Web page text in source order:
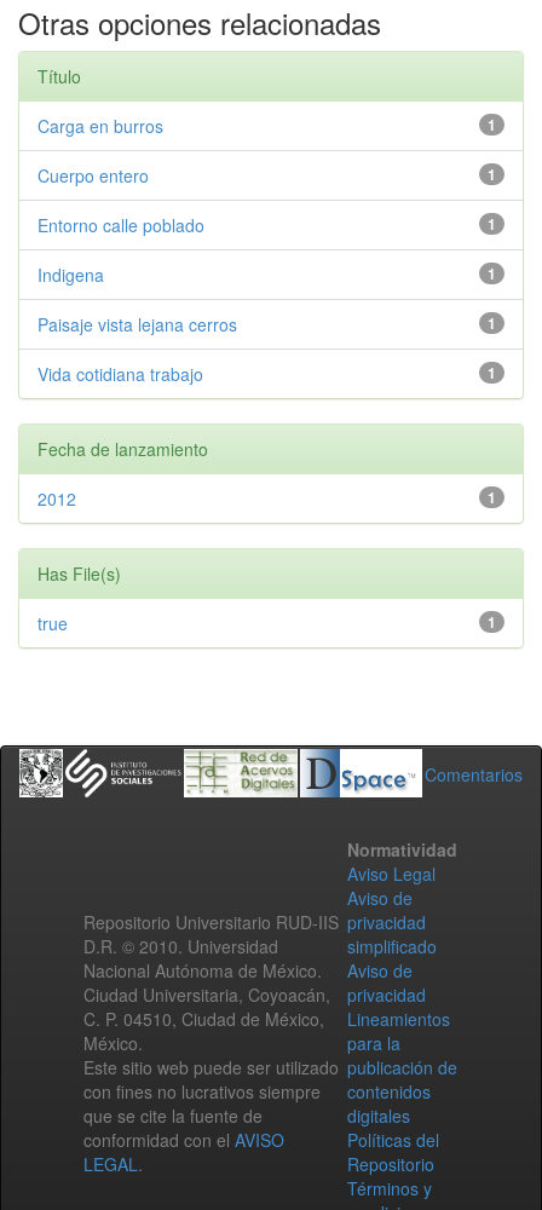
Otras opciones relacionadas
Título
1
Carga en burros
1
Cuerpo entero
1
Entorno calle poblado
1
Indigena
1
Paisaje vista lejana cerros
1
Vida cotidiana trabajo
Fecha de lanzamiento
1
2012
Has File(s)
1
true
Comentarios
Repositorio Universitario RUD-IIS
D.R. © 2010. Universidad
Nacional Autónoma de México.
Ciudad Universitaria, Coyoacán,
C. P. 04510, Ciudad de México,
México.
Este sitio web puede ser utilizado
con fines no lucrativos siempre
que se cite la fuente de
conformidad con el AVISO
LEGAL.
Normatividad
Aviso Legal
Aviso de
privacidad
simplificado
Aviso de
privacidad
Lineamientos
para la
publicación de
contenidos
digitales
Políticas del
Repositorio
Términos y